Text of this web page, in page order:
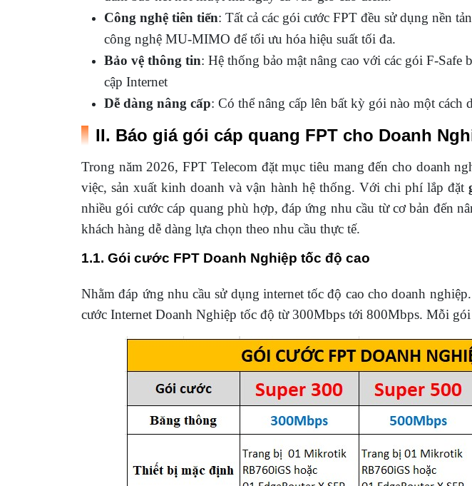
Công nghệ tiên tiến: Tất cả các gói cước FPT đều sử dụng nền
công nghệ MU-MIMO để tối ưu hóa hiệu suất tối đa.
Bảo vệ thông tin: Hệ thống bảo mật nâng cao với các gói F-
cập Internet
Dễ dàng nâng cấp: Có thể nâng cấp lên bất kỳ gói nào một cách
II. Báo giá gói cáp quang FPT cho Doanh
Trong năm 2026, FPT Telecom đặt mục tiêu mang đến cho doanh
việc, sản xuất kinh doanh và vận hành hệ thống. Với chi phí lắp đặt
nhiều gói cước cáp quang phù hợp, đáp ứng nhu cầu từ cơ bản đến
khách hàng dễ dàng lựa chọn theo nhu cầu thực tế.
1.1. Gói cước FPT Doanh Nghiệp tốc độ cao
Nhằm đáp ứng nhu cầu sử dụng internet tốc độ cao cho doanh
cước Internet Doanh Nghiệp tốc độ từ 300Mbps tới 800Mbps. Mỗi